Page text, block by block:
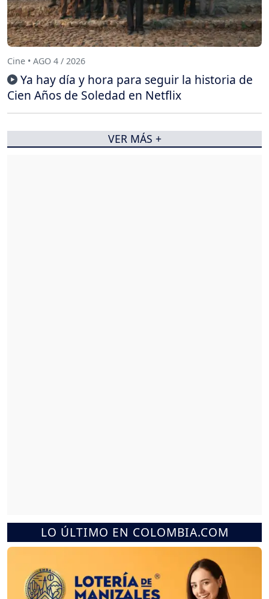
LO ÚLTIMO EN COLOMBIA.COM
Cine • AGO 4 / 2026
Ya hay día y hora para seguir la historia de
Cien Años de Soledad en Netflix
VER MÁS +